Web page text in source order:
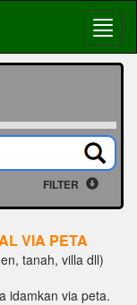
FILTER
VIA PETA
tanah, villa dll)
idamkan via peta.